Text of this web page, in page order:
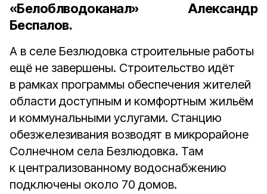
«Белоблводоканал» Александр
Беспалов.
А в селе Безлюдовка строительные работы
ещё не завершены. Строительство идёт
в рамках программы обеспечения жителей
области доступным и комфортным жильём
и коммунальными услугами. Станцию
обезжелезивания возводят в микрорайоне
Солнечном села Безлюдовка. Там
к централизованному водоснабжению
подключены около 70 домов.